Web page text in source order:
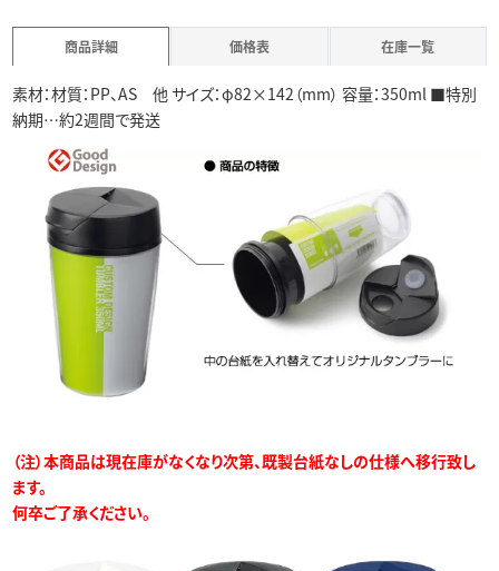
商品詳細 価格表 在庫一覧
素材：材質：PP、AS 他 サイズ：φ82×142（mm） 容量：350ml ■特別
納期…約2週間で発送
（注）本商品は現在庫がなくなり次第、既製台紙なしの仕様へ移行致し
ます。
何卒ご了承ください。